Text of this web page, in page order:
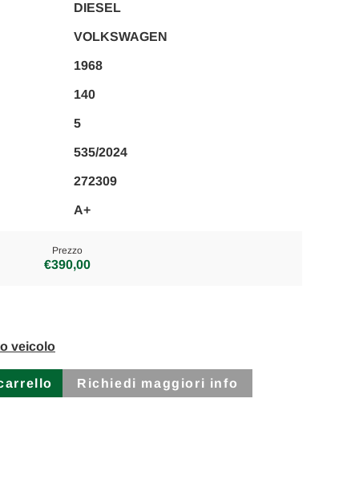
1968
DIESEL
VOLKSWAGEN
140
5
535/2024
A+
272309
Prezzo
€390,00
veicolo
Richiedi maggiori info